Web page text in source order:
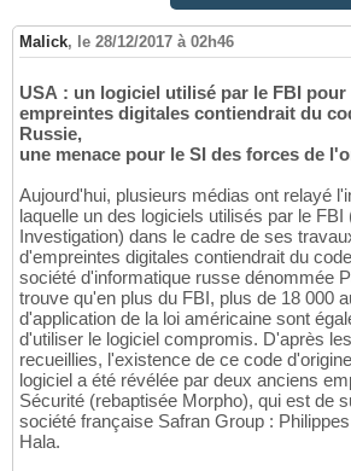
Malick, le 28/12/2017 à 02h46
USA : un logiciel utilisé par le FBI pour
empreintes digitales contiendrait du
Russie,
une menace pour le SI des forces de
Aujourd'hui, plusieurs médias ont relayé
laquelle un des logiciels utilisés par le FBI
Investigation) dans le cadre de ses
d'empreintes digitales contiendrait du
société d'informatique russe dénommée
trouve qu'en plus du FBI, plus de 18 000
d'application de la loi américaine sont
d'utiliser le logiciel compromis. D'après
recueillies, l'existence de ce code
logiciel a été révélée par deux anciens
Sécurité (rebaptisée Morpho), qui est de
société française Safran Group :
Hala.